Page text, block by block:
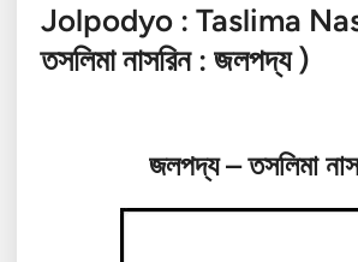
Jolpodyo : Taslima
তসলিমা নাসরিন : জলপদ্য )
জলপদ্য– তসলিমা